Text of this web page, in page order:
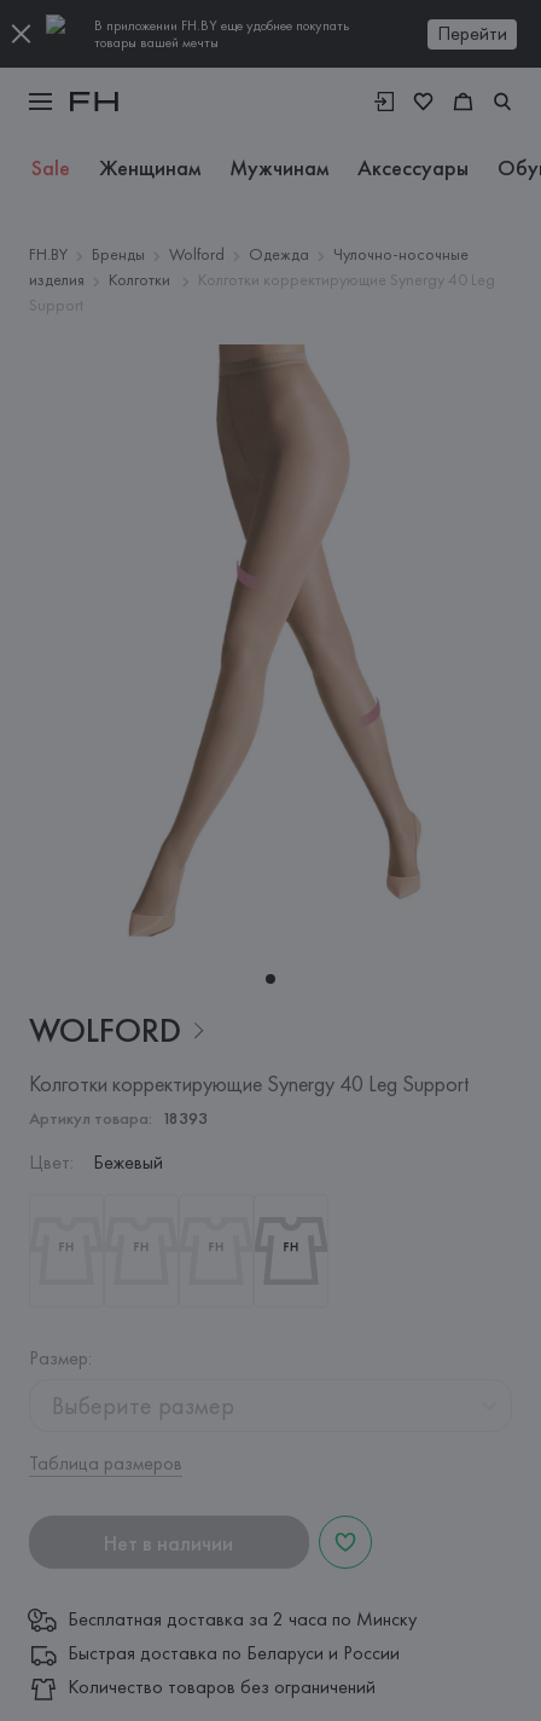
В приложении FH.BY еще удобнее покупать
товары вашей мечты
Перейти
Sale Женщинам Мужчинам Аксессуары
FH.BY Бренды Wolford Одежда
Чулочно-носочные
изделия
Колготки
Колготки корректирующие Synergy 40 Leg
Support
WOLFORD
Колготки корректирующие Synergy 40 Leg Support
Артикул товара: 18393
Цвет: Бежевый
Размер:
Выберите размер
Таблица размеров
Нет в наличии
Бесплатная доставка за 2 часа по Минску
Быстрая доставка по Беларуси и России
Количество товаров без ограничений